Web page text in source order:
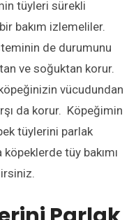
tüyleri sürekli
bakım izlemeliler.
de durumunu
ve soğuktan korur.
vücudundan
da korur. Köpeğimin
tüylerini parlak
tüy bakımı